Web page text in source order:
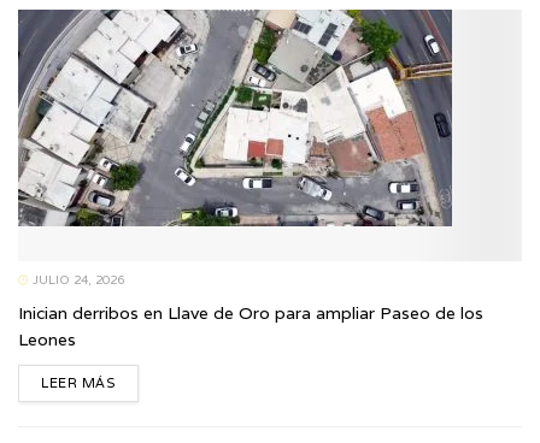
JULIO 24, 2026
Inician derribos en Llave de Oro para ampliar Paseo de los
Leones
LEER MÁS